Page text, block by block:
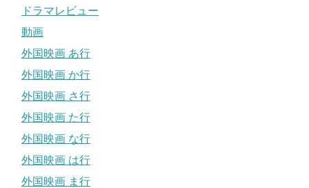
ドラマレビュー
動画
外国映画 あ行
外国映画 か行
外国映画 さ行
外国映画 た行
外国映画 な行
外国映画 は行
外国映画 ま行